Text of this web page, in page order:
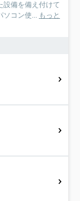
設備を備え付けて
ソコン使... もっと